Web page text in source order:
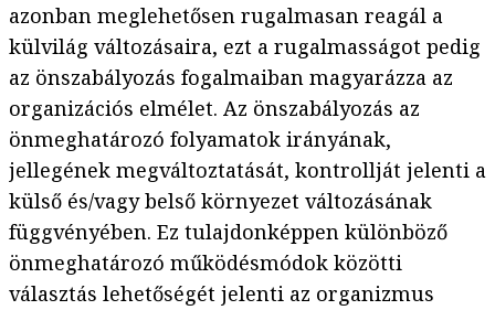
azonban meglehetősen rugalmasan reagál a
külvilág változásaira, ezt a rugalmasságot pedig
az önszabályozás fogalmaiban magyarázza az
organizációs elmélet. Az önszabályozás az
önmeghatározó folyamatok irányának,
jellegének megváltoztatását, kontrollját jelenti a
külső és/vagy belső környezet változásának
függvényében. Ez tulajdonképpen különböző
önmeghatározó működésmódok közötti
választás lehetőségét jelenti az organizmus